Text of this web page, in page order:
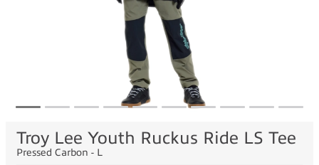
Troy Lee Youth Ruckus Ride LS Tee
Pressed Carbon - L